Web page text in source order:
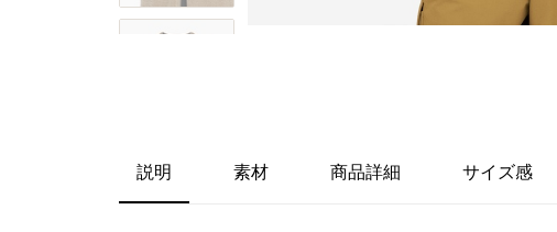
説明 素材 商品詳細 サイズ感